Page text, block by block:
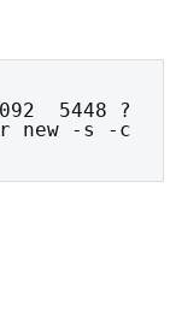
5448 ?
new -s -c